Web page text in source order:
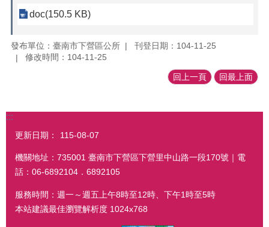
doc(150.5 KB)
發布單位：臺南市下營區公所
刊登日期：104-11-25
修改時間：104-11-25
回上一頁 回最上面
:::
更新日期： 115-08-07
機關地址：735001 臺南市下營區下營里中山路一段170號｜電
話：06-6892104．6892105
服務時間：週一～週五上午8時至12時、下午1時至5時
本站建議最佳瀏覽解析度 1024x768